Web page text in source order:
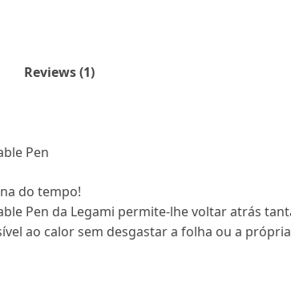
Reviews (1)
Pen
do tempo!
Pen da Legami permite-lhe voltar atrás
ao calor sem desgastar a folha ou a